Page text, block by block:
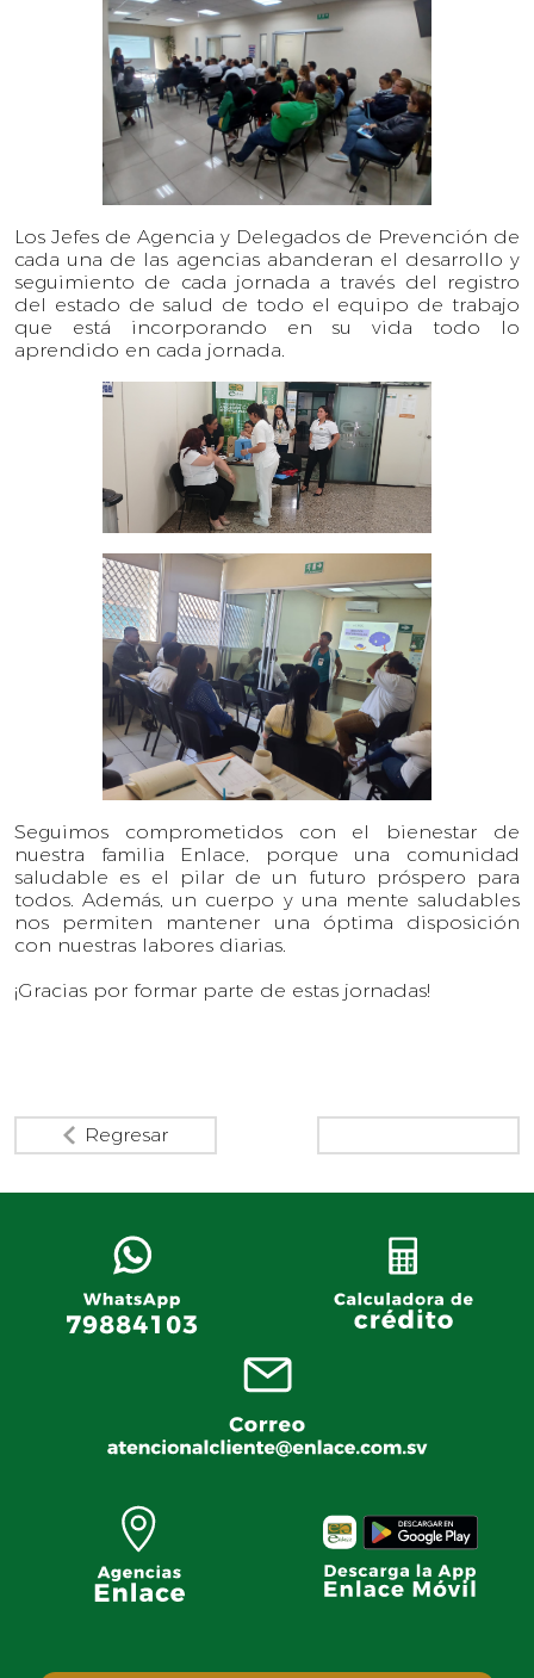
Los Jefes de Agencia y Delegados de Prevención de
cada una de las agencias abanderan el desarrollo y
seguimiento de cada jornada a través del registro
del estado de salud de todo el equipo de trabajo
que está incorporando en su vida todo lo
aprendido en cada jornada.
Seguimos comprometidos con el bienestar de
nuestra familia Enlace, porque una comunidad
saludable es el pilar de un futuro próspero para
todos. Además, un cuerpo y una mente saludables
nos permiten mantener una óptima disposición
con nuestras labores diarias.
¡Gracias por formar parte de estas jornadas!
Regresar